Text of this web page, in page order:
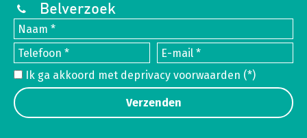
Belverzoek
Ik ga akkoord met deprivacy voorwaarden (*)